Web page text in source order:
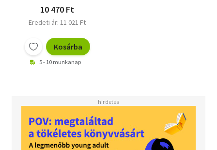
Perelmuter, Federico -
Albiston, Isabel - Jemio,
Diego
10 470 Ft
Eredeti ár: 11 021 Ft
Kosárba
5 - 10 munkanap